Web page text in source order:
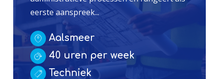
eerste aanspreek...
Aalsmeer
40 uren per week
Techniek